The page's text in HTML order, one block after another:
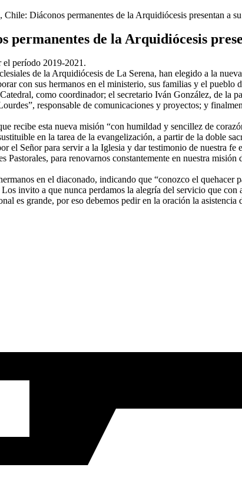
Chile: Diáconos permanentes de la Arquidiócesis presentan a
permanentes de la Arquidiócesis
el período 2019-2021.
de la Arquidiócesis de La Serena, han elegido a la
con sus hermanos en el ministerio, sus familias y el pueblo
como coordinador; el secretario Iván González, de la
responsable de comunicaciones y proyectos; y
recibe esta nueva misión “con humildad y sencillez de
en la tarea de la evangelización, a partir de la doble
el Señor para servir a la Iglesia y dar testimonio de nuestra
para renovarnos constantemente en nuestra
en el diaconado, indicando que “conozco el quehacer
invito a que nunca perdamos la alegría del servicio que
es grande, por eso debemos pedir en la oración la